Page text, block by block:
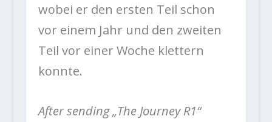
wobei er den ersten Teil schon
vor einem Jahr und den zweiten
Teil vor einer Woche klettern
konnte.
After sending „The Journey R1“